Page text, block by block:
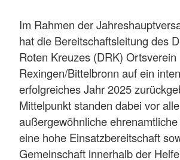
Im Rahmen der
hat die Bereitschaftsleitung des
Roten Kreuzes (DRK) Ortsverein
Rexingen/Bittelbronn auf ein
erfolgreiches Jahr 2025
Mittelpunkt standen dabei vor
außergewöhnliche
eine hohe Einsatzbereitschaft
Gemeinschaft innerhalb der